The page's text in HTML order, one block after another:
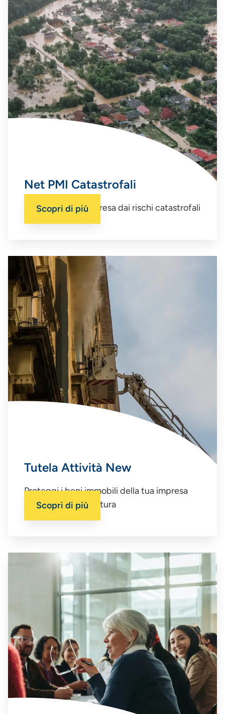
Net PMI Catastrofali
Proteggi la tua impresa dai rischi catastrofali
Scopri di più
Tutela Attività New
Proteggi i beni immobili della tua impresa
con la giusta copertura
Scopri di più